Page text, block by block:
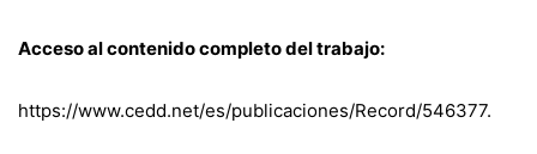
Acceso al contenido completo del trabajo:
https://www.cedd.net/es/publicaciones/Record/546377.